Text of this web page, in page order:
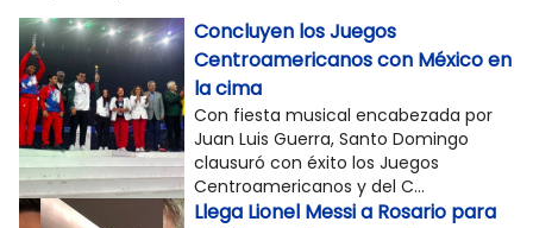
Concluyen los Juegos
Centroamericanos con México en
la cima
Con fiesta musical encabezada por
Juan Luis Guerra, Santo Domingo
clausuró con éxito los Juegos
Centroamericanos y del C...
Llega Lionel Messi a Rosario para